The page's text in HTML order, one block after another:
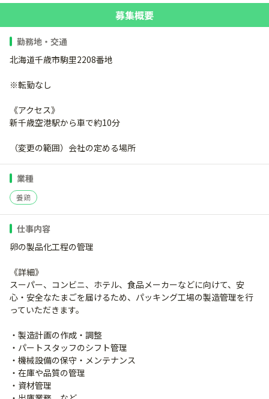
募集概要
勤務地・交通
北海道千歳市駒里2208番地
※転勤なし
《アクセス》
新千歳空港駅から車で約10分
（変更の範囲）会社の定める場所
業種
養鶏
仕事内容
卵の製品化工程の管理
《詳細》
スーパー、コンビニ、ホテル、食品メーカーなどに向けて、安
心・安全なたまごを届けるため、パッキング工場の製造管理を行
っていただきます。
・製造計画の作成・調整
・パートスタッフのシフト管理
・機械設備の保守・メンテナンス
・在庫や品質の管理
・資材管理